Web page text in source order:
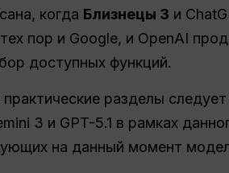
когда Близнецы 3 и
пор и Google, и OpenAI
доступных функций.
разделы
3 и GPT-5.1 в рамках
на данный момент